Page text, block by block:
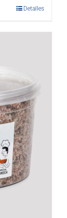
Detalles